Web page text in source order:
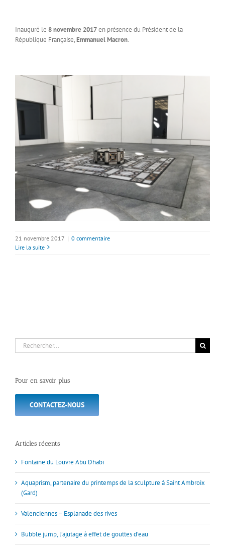
Inauguré le 8 novembre 2017en présence du Président de la
République Française,Emmanuel Macron.
21 novembre 2017 | 0 commentaire
Lire la suite
Rechercher:
Pour en savoir plus
CONTACTEZ-NOUS
Articles récents
Fontaine du Louvre Abu Dhabi
Aquaprism, partenaire du printemps de la sculpture à Saint Ambroix
(Gard)
Valenciennes – Esplanade des rives
Bubble jump, l’ajutage à effet de gouttes d’eau